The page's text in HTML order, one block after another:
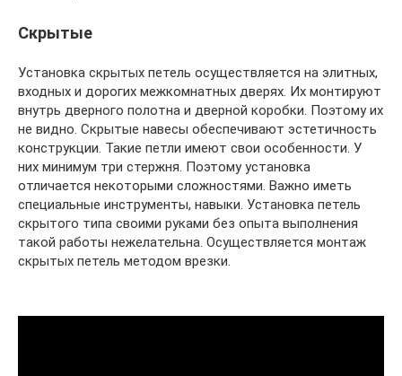
Скрытые
Установка скрытых петель осуществляется на элитных,
входных и дорогих межкомнатных дверях. Их монтируют
внутрь дверного полотна и дверной коробки. Поэтому их
не видно. Скрытые навесы обеспечивают эстетичность
конструкции. Такие петли имеют свои особенности. У
них минимум три стержня. Поэтому установка
отличается некоторыми сложностями. Важно иметь
специальные инструменты, навыки. Установка петель
скрытого типа своими руками без опыта выполнения
такой работы нежелательна. Осуществляется монтаж
скрытых петель методом врезки.